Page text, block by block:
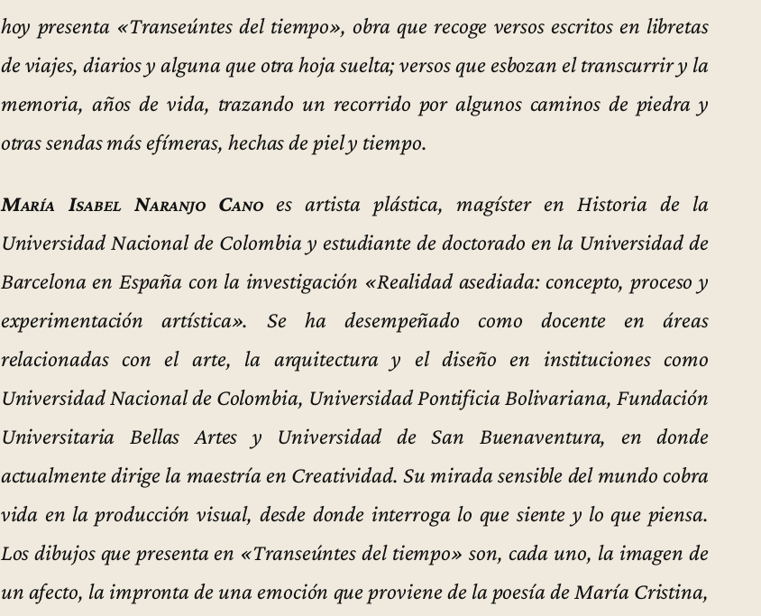
hoy presenta «Transeúntes del tiempo», obra que recoge versos escritos en libretas
de viajes, diarios y alguna que otra hoja suelta; versos que esbozan el transcurrir y la
memoria, años de vida, trazando un recorrido por algunos caminos de piedra y
otras sendas más efímeras, hechas de piel y tiempo.
María Isabel Naranjo Canoes artista plástica, magíster en Historia de la
Universidad Nacional de Colombia y estudiante de doctorado en la Universidad de
Barcelona en España con la investigación «Realidad asediada: concepto, proceso y
experimentación artística». Se ha desempeñado como docente en áreas
relacionadas con el arte, la arquitectura y el diseño en instituciones como
Universidad Nacional de Colombia, Universidad Pontificia Bolivariana, Fundación
Universitaria Bellas Artes y Universidad de San Buenaventura, en donde
actualmente dirige la maestría en Creatividad. Su mirada sensible del mundo cobra
vida en la producción visual, desde donde interroga lo que siente y lo que piensa.
Los dibujos que presenta en «Transeúntes del tiempo» son, cada uno, la imagen de
un afecto, la impronta de una emoción que proviene de la poesía de María Cristina,